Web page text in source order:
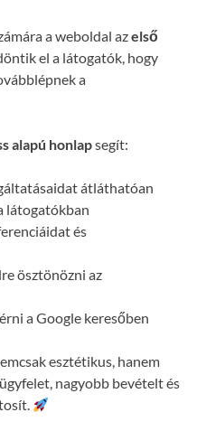
a weboldal azelső
el a látogatók, hogy
a
alapú honlapsegít:
átláthatóan
látogatókban
és
ösztönözni az
a Google keresőben
esztétikus, hanem
nagyobb bevételt és